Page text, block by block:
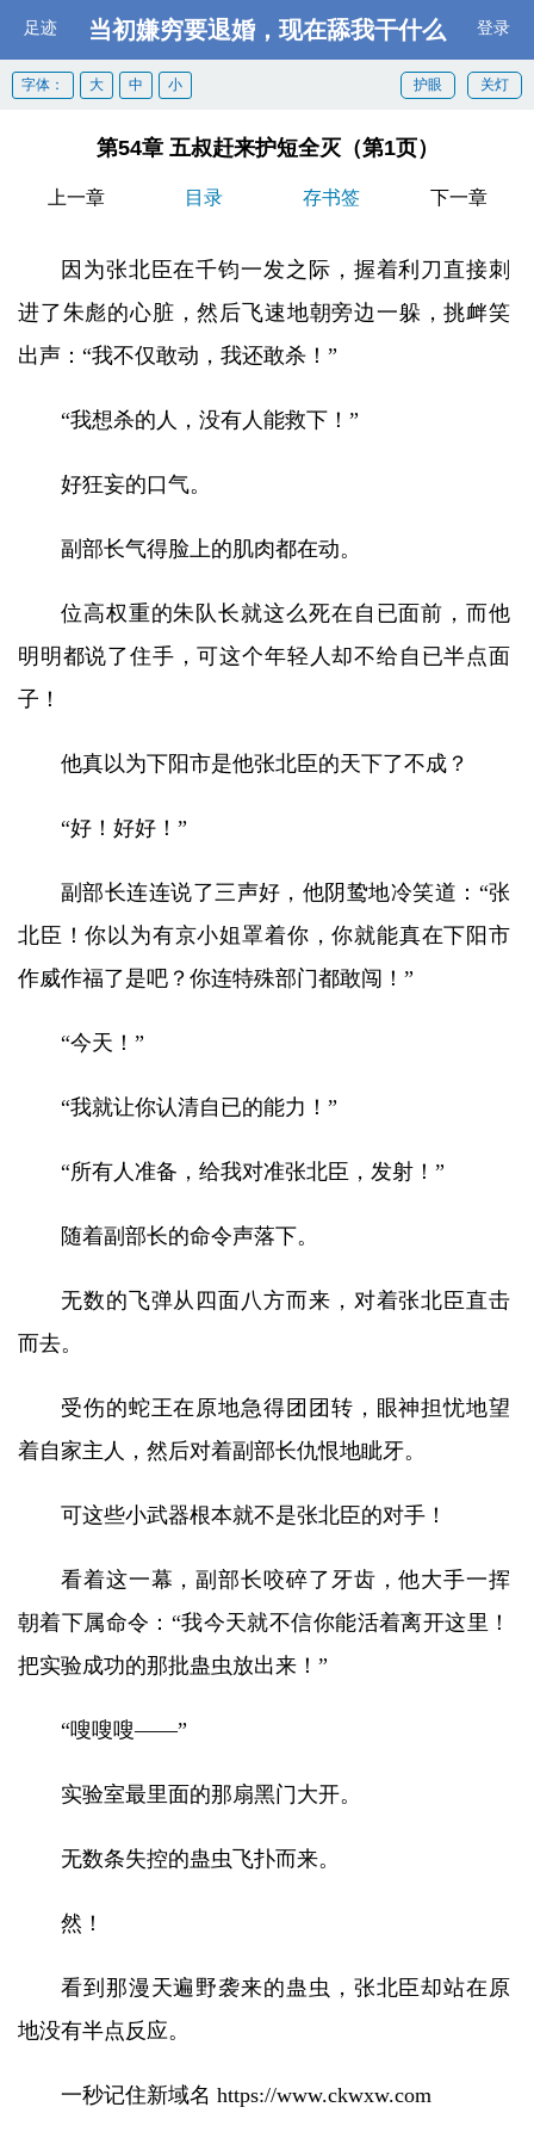
足迹 当初嫌穷要退婚，现在舔我干什么 登录
关灯
护眼
字体： 大 中 小
第54章 五叔赶来护短全灭（第1页）
上一章 目录 存书签 下一章
因为张北臣在千钧一发之际，握着利刀直接刺
进了朱彪的心脏，然后飞速地朝旁边一躲，挑衅笑
出声：“我不仅敢动，我还敢杀！”
“我想杀的人，没有人能救下！”
好狂妄的口气。
副部长气得脸上的肌肉都在动。
位高权重的朱队长就这么死在自已面前，而他
明明都说了住手，可这个年轻人却不给自已半点面
子！
他真以为下阳市是他张北臣的天下了不成？
“好！好好！”
副部长连连说了三声好，他阴鸷地冷笑道：“张
北臣！你以为有京小姐罩着你，你就能真在下阳市
作威作福了是吧？你连特殊部门都敢闯！”
“今天！”
“我就让你认清自已的能力！”
“所有人准备，给我对准张北臣，发射！”
随着副部长的命令声落下。
无数的飞弹从四面八方而来，对着张北臣直击
而去。
受伤的蛇王在原地急得团团转，眼神担忧地望
着自家主人，然后对着副部长仇恨地眦牙。
可这些小武器根本就不是张北臣的对手！
看着这一幕，副部长咬碎了牙齿，他大手一挥
朝着下属命令：“我今天就不信你能活着离开这里！
把实验成功的那批蛊虫放出来！”
“嗖嗖嗖——”
实验室最里面的那扇黑门大开。
无数条失控的蛊虫飞扑而来。
然！
看到那漫天遍野袭来的蛊虫，张北臣却站在原
地没有半点反应。
一秒记住新域名 https://www.ckwxw.com